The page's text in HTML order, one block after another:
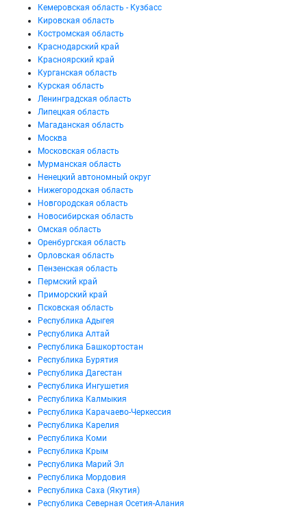
Кемеровская область - Кузбасс
Кировская область
Костромская область
Краснодарский край
Красноярский край
Курганская область
Курская область
Ленинградская область
Липецкая область
Магаданская область
Москва
Московская область
Мурманская область
Ненецкий автономный округ
Нижегородская область
Новгородская область
Новосибирская область
Омская область
Оренбургская область
Орловская область
Пензенская область
Пермский край
Приморский край
Псковская область
Республика Адыгея
Республика Алтай
Республика Башкортостан
Республика Бурятия
Республика Дагестан
Республика Ингушетия
Республика Калмыкия
Республика Карачаево-Черкессия
Республика Карелия
Республика Коми
Республика Крым
Республика Марий Эл
Республика Мордовия
Республика Саха (Якутия)
Республика Северная Осетия-Алания